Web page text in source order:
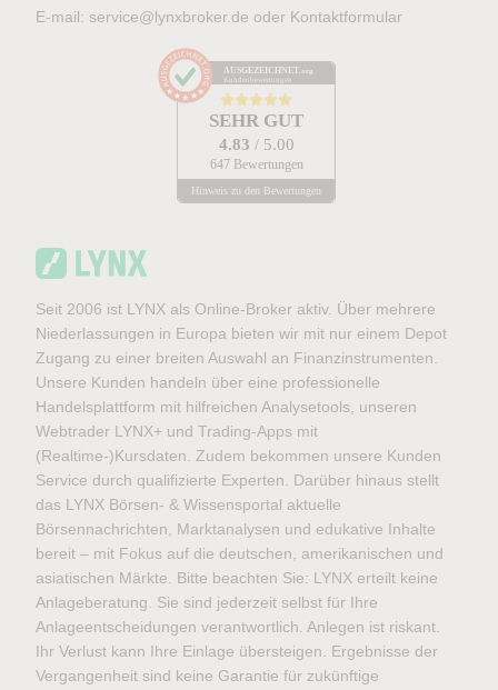
E-mail: service@lynxbroker.de oder Kontaktformular
AUSGEZEICHNET .org
Kundenbewertungen
SEHR GUT
4.83 / 5.00
647 Bewertungen
Hinweis zu den Bewertungen
Seit 2006 ist LYNX als Online-Broker aktiv. Über mehrere
Niederlassungen in Europa bieten wir mit nur einem Depot
Zugang zu einer breiten Auswahl an Finanzinstrumenten.
Unsere Kunden handeln über eine professionelle
Handelsplattform mit hilfreichen Analysetools, unseren
Webtrader LYNX+ und Trading-Apps mit
(Realtime-)Kursdaten. Zudem bekommen unsere Kunden
Service durch qualifizierte Experten. Darüber hinaus stellt
das LYNX Börsen- & Wissensportal aktuelle
Börsennachrichten, Marktanalysen und edukative Inhalte
bereit – mit Fokus auf die deutschen, amerikanischen und
asiatischen Märkte. Bitte beachten Sie: LYNX erteilt keine
Anlageberatung. Sie sind jederzeit selbst für Ihre
Anlageentscheidungen verantwortlich. Anlegen ist riskant.
Ihr Verlust kann Ihre Einlage übersteigen. Ergebnisse der
Vergangenheit sind keine Garantie für zukünftige